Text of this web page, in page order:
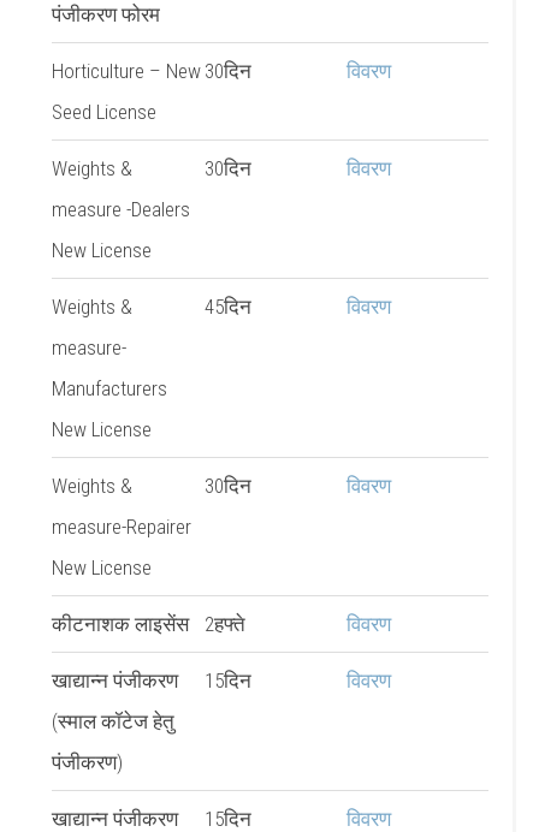
पंजीकरण फोरम
Horticulture – New
Seed License
30दिन विवरण
Weights &
measure -Dealers
New License
30दिन विवरण
Weights &
measure-
Manufacturers
New License
45दिन विवरण
Weights &
measure-Repairer
New License
30दिन विवरण
कीटनाशक लाइसेंस 2हफ्ते विवरण
खाद्यान्न पंजीकरण
(स्माल कॉटेज हेतु
पंजीकरण)
15दिन विवरण
खाद्यान्न पंजीकरण
15दिन विवरण